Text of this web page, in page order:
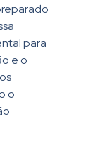
para
e o
o